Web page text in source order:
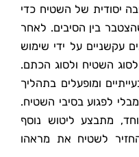
יסודית של השטיח כדי
בין הסיבים. לאחר
עקשניים על ידי שימוש
לסוג השטיח ולסוג הכתם.
ומופעלים בתהליך
לפגוע בסיבי השטיח.
מתבצע ליטוש נוסף
לשטיח את מראהו